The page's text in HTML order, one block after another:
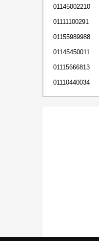
01145002210
01111100291
01155989988
01145450011
01115666813
01110440034